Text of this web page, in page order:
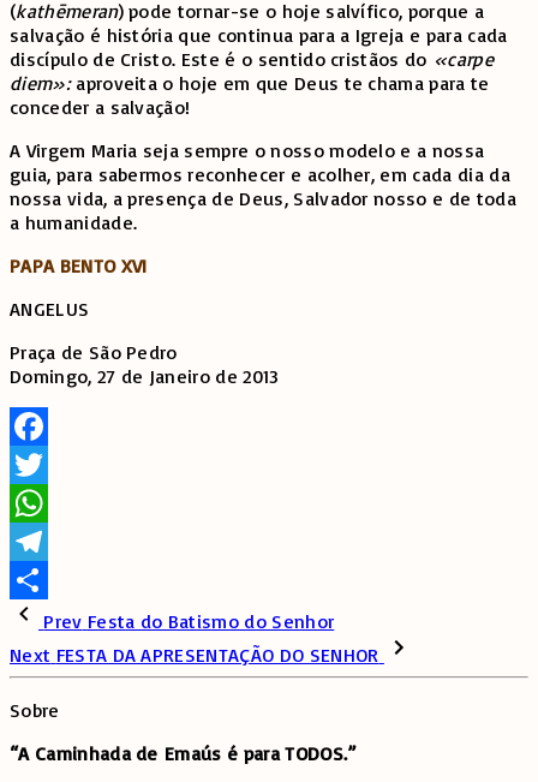
(kathēmeran) pode tornar-se o hoje salvífico, porque a
salvação é história que continua para a Igreja e para cada
discípulo de Cristo. Este é o sentido cristãos do «carpe
diem»:aproveita o hoje em que Deus te chama para te
conceder a salvação!
A Virgem Maria seja sempre o nosso modelo e a nossa
guia, para sabermos reconhecer e acolher, em cada dia da
nossa vida, a presença de Deus, Salvador nosso e de toda
a humanidade.
PAPA BENTO XVI
ANGELUS
Praça de São Pedro
Domingo, 27 de Janeiro de 2013
Facebook
Twitter
WhatsApp
Telegram
SharePrev Festa do Batismo do Senhor
Next FESTA DA APRESENTAÇÃO DO SENHOR
Sobre
“A Caminhada de Emaús é para TODOS.”